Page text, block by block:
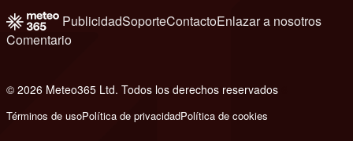
PublicidadSoporteContactoEnlazar a nosotros
Comentario
© 2026 Meteo365 Ltd. Todos los derechos reservados
Términos de usoPolítica de privacidadPolítica de cookies